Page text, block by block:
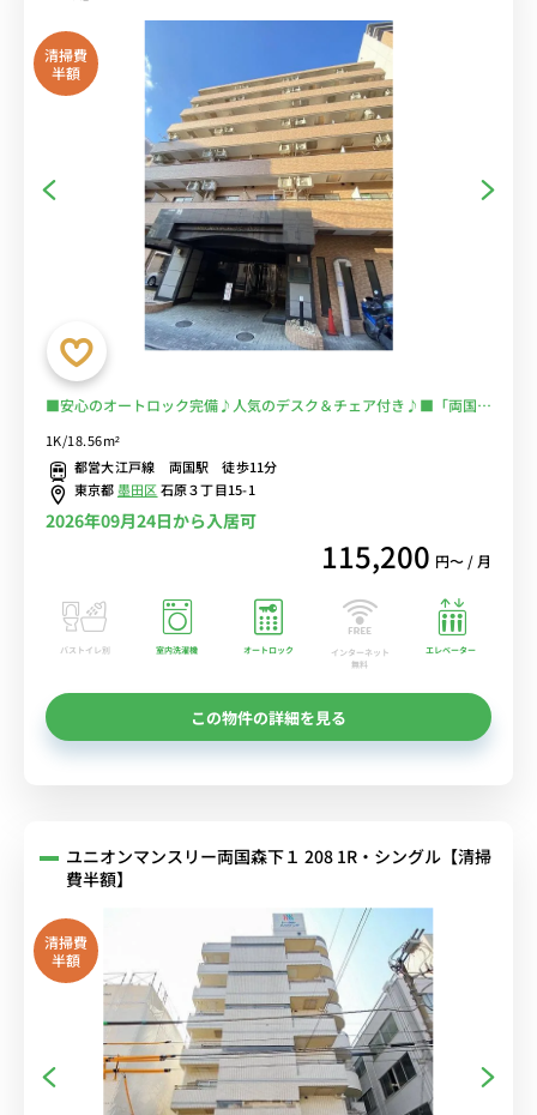
清掃費
半額
■安心のオートロック完備♪人気のデスク＆チェア付き♪■「両国」
ンタル中！
1K/18.56m²
都営大江戸線 両国駅 徒歩11分
東京都墨田区石原３丁目15-1
2026年09月24日から入居可
115,200 円〜 / 月
バストイレ別 室内洗濯機 オートロック
インターネット
無料
エレベーター
この物件の詳細を見る
ユニオンマンスリー両国森下１ 208 1R・シングル【清掃
費半額】
清掃費
半額